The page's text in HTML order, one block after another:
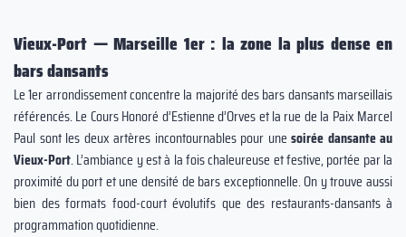
Vieux-Port — Marseille 1er : la zone la plus dense en
bars dansants
Le 1er arrondissement concentre la majorité des bars dansants marseillais
référencés. Le Cours Honoré d’Estienne d’Orves et la rue de la Paix Marcel
Paul sont les deux artères incontournables pour une soirée dansante au
Vieux-Port. L’ambiance y est à la fois chaleureuse et festive, portée par la
proximité du port et une densité de bars exceptionnelle. On y trouve aussi
bien des formats food-court évolutifs que des restaurants-dansants à
programmation quotidienne.